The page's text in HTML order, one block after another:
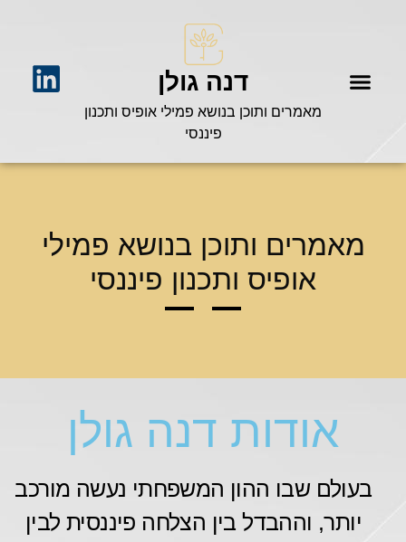
דנה גולן
מאמרים ותוכן בנושא פמילי אופיס ותכנון
פיננסי
מאמרים ותוכן בנושא פמילי
אופיס ותכנון פיננסי
אודות דנה גולן
בעולם שבו ההון המשפחתי נעשה מורכב
יותר, וההבדל בין הצלחה פיננסית לבין